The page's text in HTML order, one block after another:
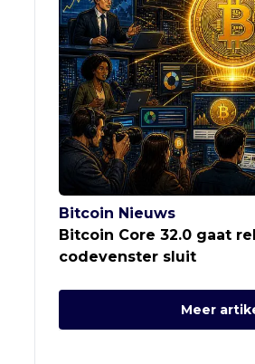
Bitcoin Nieuws
Bitcoin Core 32.0 gaat
codevenster sluit
Meer